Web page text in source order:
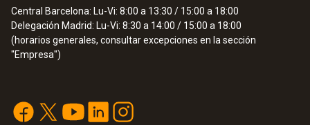
Central Barcelona: Lu-Vi: 8:00 a 13:30 / 15:00 a 18:00
Delegación Madrid: Lu-Vi: 8:30 a 14:00 / 15:00 a 18:00
(horarios generales, consultar excepciones en la sección
"Empresa")